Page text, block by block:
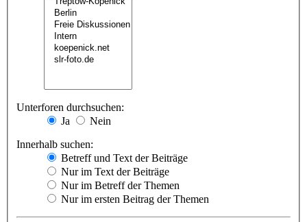
Unterforen durchsuchen:
Ja
Nein
Innerhalb suchen:
Betreff und Text der Beiträge
Nur im Text der Beiträge
Nur im Betreff der Themen
Nur im ersten Beitrag der Themen